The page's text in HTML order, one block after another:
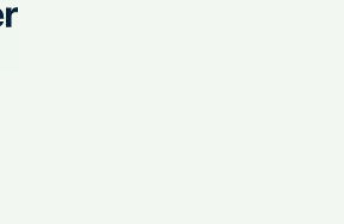
Автоматизация Бизнес